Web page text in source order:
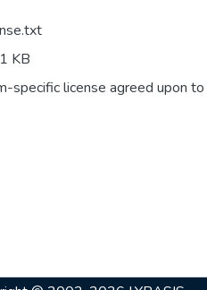
KB
specific license agreed upon